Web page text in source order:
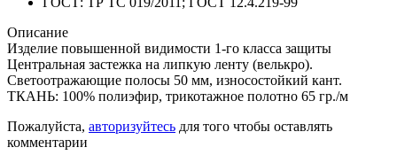
Описание
Изделие повышенной видимости 1-го класса защиты
Центральная застежка на липкую ленту (велькро).
Светоотражающие полосы 50 мм, износостойкий кант.
ТКАНЬ: 100% полиэфир, трикотажное полотно 65 гр./м
Пожалуйста, авторизуйтесь для того чтобы оставлять
комментарии